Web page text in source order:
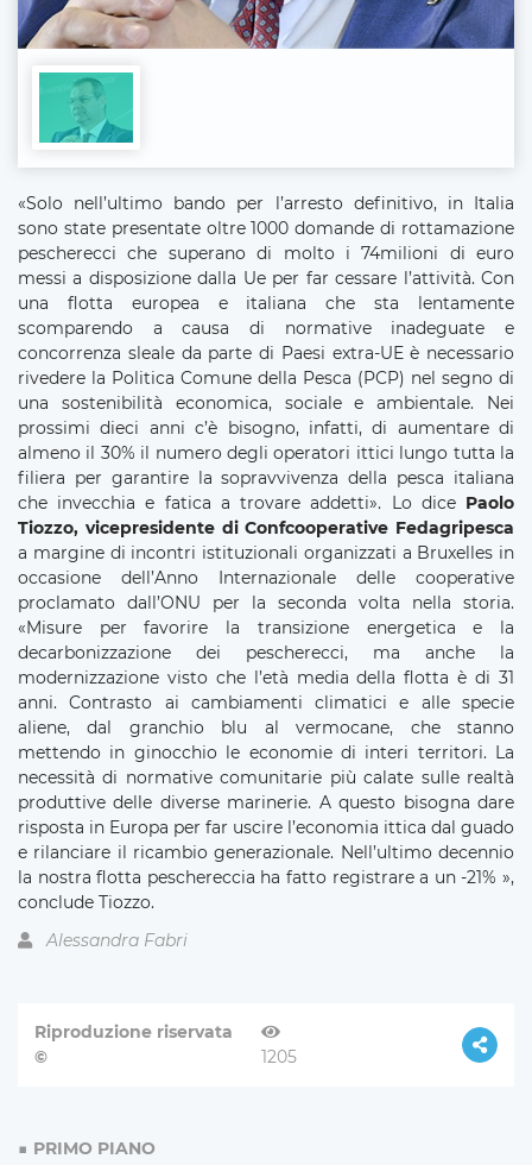
«Solo nell’ultimo bando per l’arresto definitivo, in Italia
sono state presentate oltre 1000 domande di rottamazione
pescherecci che superano di molto i 74milioni di euro
messi a disposizione dalla Ue per far cessare l’attività. Con
una flotta europea e italiana che sta lentamente
scomparendo a causa di normative inadeguate e
concorrenza sleale da parte di Paesi extra-UE è necessario
rivedere la Politica Comune della Pesca (PCP) nel segno di
una sostenibilità economica, sociale e ambientale. Nei
prossimi dieci anni c’è bisogno, infatti, di aumentare di
almeno il 30% il numero degli operatori ittici lungo tutta la
filiera per garantire la sopravvivenza della pesca italiana
che invecchia e fatica a trovare addetti». Lo dice Paolo
Tiozzo, vicepresidente di Confcooperative Fedagripesca
a margine di incontri istituzionali organizzati a Bruxelles in
occasione dell’Anno Internazionale delle cooperative
proclamato dall’ONU per la seconda volta nella storia.
«Misure per favorire la transizione energetica e la
decarbonizzazione dei pescherecci, ma anche la
modernizzazione visto che l’età media della flotta è di 31
anni. Contrasto ai cambiamenti climatici e alle specie
aliene, dal granchio blu al vermocane, che stanno
mettendo in ginocchio le economie di interi territori. La
necessità di normative comunitarie più calate sulle realtà
produttive delle diverse marinerie. A questo bisogna dare
risposta in Europa per far uscire l’economia ittica dal guado
e rilanciare il ricambio generazionale. Nell’ultimo decennio
la nostra flotta peschereccia ha fatto registrare a un -21% »,
conclude Tiozzo.
Alessandra Fabri
Riproduzione riservata
©
1205
PRIMO PIANO